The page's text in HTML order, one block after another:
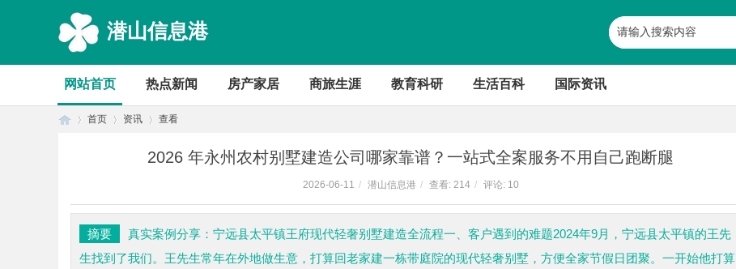
潜山信息港
网站首页 热点新闻 房产家居 商旅生涯 教育科研 生活百科 国际资讯
首页 资讯 查看
2026 年永州农村别墅建造公司哪家靠谱？一站式全案服务不用自己跑断腿
2026-06-11 / 潜山信息港 / 查看: 214 / 评论: 10
摘要
真实案例分享：宁远县太平镇王府现代轻奢别墅建造全流程一、客户遇到的难题2024年9月，宁远县太平镇的王先
生找到了我们。王先生常年在外地做生意，打算回老家建一栋带庭院的现代轻奢别墅，方便全家节假日团聚。一开始他打算